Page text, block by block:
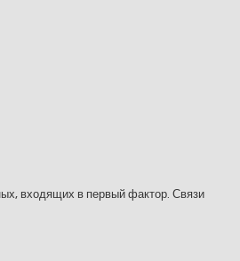
входящих в первый фактор. Связи